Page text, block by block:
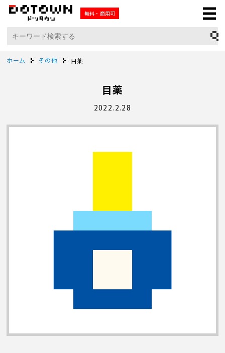
無料・商用可
ホーム その他 目薬
目薬
2022.2.28